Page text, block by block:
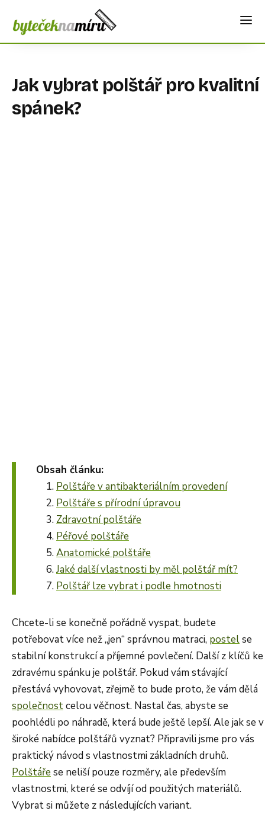
Jak vybrat polštář pro kvalitní
spánek?
Obsah článku:
Polštáře v antibakteriálním provedení
Polštáře s přírodní úpravou
Zdravotní polštáře
Péřové polštáře
Anatomické polštáře
Jaké další vlastnosti by měl polštář mít?
Polštář lze vybrat i podle hmotnosti
Chcete-li se konečně pořádně vyspat, budete
potřebovat více než „jen“ správnou matraci, postelse
stabilní konstrukcí a příjemné povlečení. Další z klíčů ke
zdravému spánku je polštář. Pokud vám stávající
přestává vyhovovat, zřejmě to bude proto, že vám dělá
společnostcelou věčnost. Nastal čas, abyste se
poohlédli po náhradě, která bude ještě lepší. Ale jak se v
široké nabídce polštářů vyznat? Připravili jsme pro vás
praktický návod s vlastnostmi základních druhů.
Polštáře se neliší pouze rozměry, ale především
vlastnostmi, které se odvíjí od použitých materiálů.
Vybrat si můžete z následujících variant.